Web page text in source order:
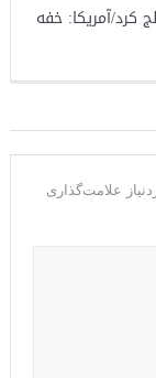
کرد/آمریکا: خفه
علامت‌گذاری